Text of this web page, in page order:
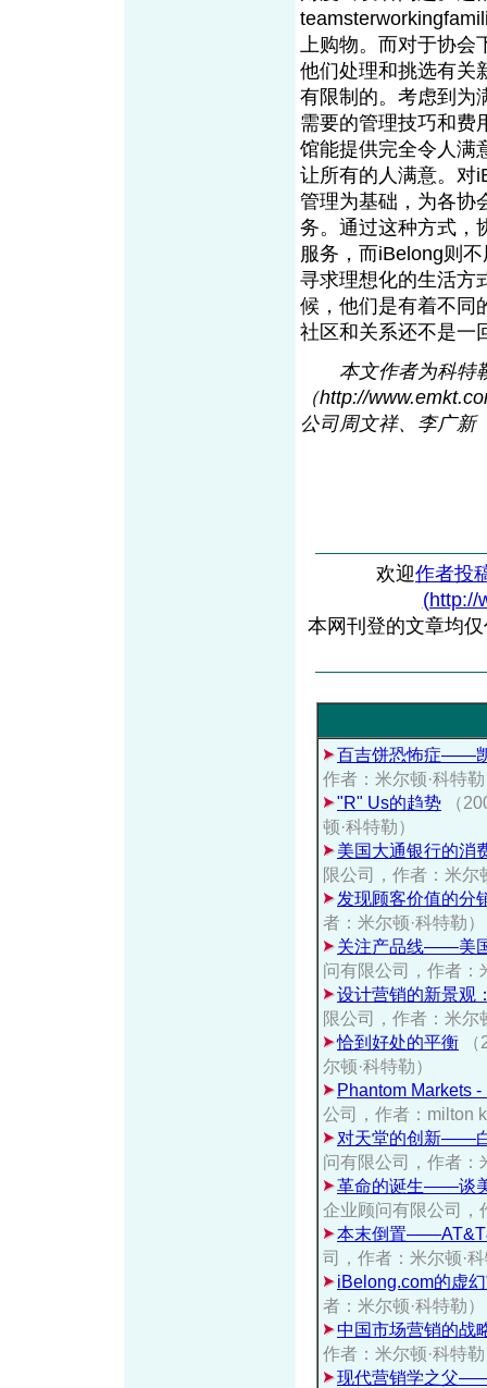
上购物。而对于协会
他们处理和挑选有关
有限制的。考虑到为
需要的管理技巧和费
馆能提供完全令人满
让所有的人满意。对
管理为基础，为各协
务。通过这种方式，
服务，而iBelong则
寻求理想化的生活方
候，他们是有着不同
社区和关系还不是一
本文作者为科特
（http://www.emkt
公司周文祥、李广新
欢迎作者投
(http://
本网刊登的文章均
百吉饼恐怖症——
作者：米尔顿·科特
"R" Us的趋势
（
顿·科特勒）
美国大通银行的消
限公司，作者：米尔
发现顾客价值的分
者：米尔顿·科特勒）
关注产品线——美
问有限公司，作者：
设计营销的新景观
限公司，作者：米尔
恰到好处的平衡
尔顿·科特勒）
Phantom Markets
公司，作者：milton
对天堂的创新——
问有限公司，作者：
革命的诞生——谈
企业顾问有限公司，
本末倒置——AT&T
司，作者：米尔顿·
iBelong.com的虚
者：米尔顿·科特勒）
中国市场营销的战
作者：米尔顿·科特
现代营销学之父